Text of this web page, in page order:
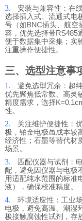
3.
安装与兼容性：在
选择插入式、流通式电
号（如BNC插头、航空
容，优先选择带RS485
便于数据集中采集；实
注重操作便捷性。
三、选型注意事
1.
避免选型冗余：超
优先聚焦低常数、高灵
精度需求，选择
性。
2.
关注维护便捷性：
极，铂金电极虽成本较
经济性；石墨等替代材
场景。
3.
匹配仪器与试剂：
配，避免因仪器与电极
用适配纯水范围的标准
液），确保校准精度。
4.
环境适应性：工业
电极，避免高温、潮湿
极接触腐蚀性试剂，存